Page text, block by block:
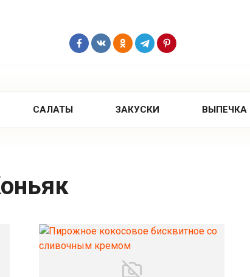
САЛАТЫ ЗАКУСКИ ВЫПЕЧКА